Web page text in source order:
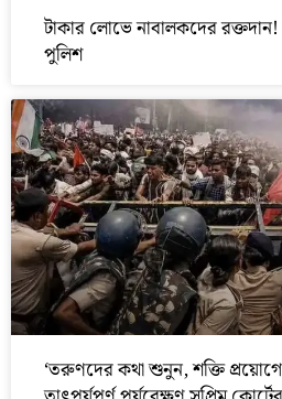
টাকার লোভে নাবালকদের রক্তদান!
পুলিশ
‘তরুণদের কথা শুনুন, শক্তি